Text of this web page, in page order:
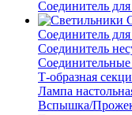
Соединитель
Соединитель
Соединитель
Соединительные
Т-образная
Лампа
Вспышка/